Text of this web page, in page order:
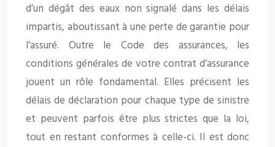
d’un dégât des eaux non signalé dans les délais
impartis, aboutissant à une perte de garantie pour
l’assuré. Outre le Code des assurances, les
conditions générales de votre contrat d’assurance
jouent un rôle fondamental. Elles précisent les
délais de déclaration pour chaque type de sinistre
et peuvent parfois être plus strictes que la loi,
tout en restant conformes à celle-ci. Il est donc